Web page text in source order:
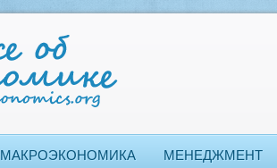
МАКРОЭКОНОМИКА МЕНЕДЖМЕНТ